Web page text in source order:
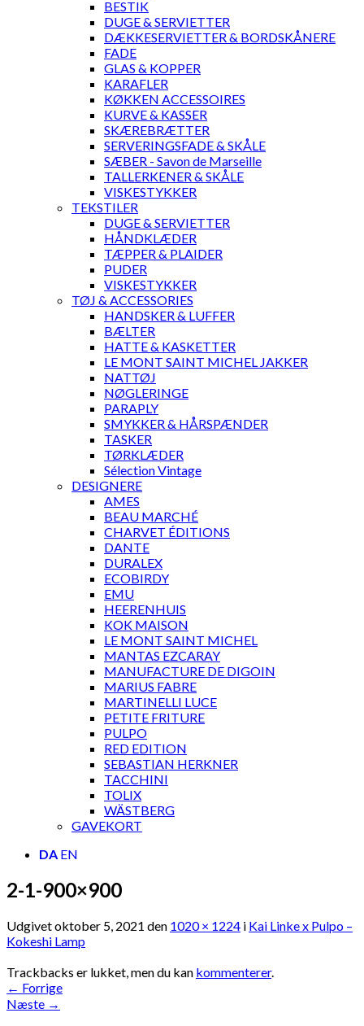
BESTIK
DUGE & SERVIETTER
DÆKKESERVIETTER & BORDSKÅNERE
FADE
GLAS & KOPPER
KARAFLER
KØKKEN ACCESSOIRES
KURVE & KASSER
SKÆREBRÆTTER
SERVERINGSFADE & SKÅLE
SÆBER - Savon de Marseille
TALLERKENER & SKÅLE
VISKESTYKKER
TEKSTILER
DUGE & SERVIETTER
HÅNDKLÆDER
TÆPPER & PLAIDER
PUDER
VISKESTYKKER
TØJ & ACCESSORIES
HANDSKER & LUFFER
BÆLTER
HATTE & KASKETTER
LE MONT SAINT MICHEL JAKKER
NATTØJ
NØGLERINGE
PARAPLY
SMYKKER & HÅRSPÆNDER
TASKER
TØRKLÆDER
Sélection Vintage
DESIGNERE
AMES
BEAU MARCHÉ
CHARVET ÉDITIONS
DANTE
DURALEX
ECOBIRDY
EMU
HEERENHUIS
KOK MAISON
LE MONT SAINT MICHEL
MANTAS EZCARAY
MANUFACTURE DE DIGOIN
MARIUS FABRE
MARTINELLI LUCE
PETITE FRITURE
PULPO
RED EDITION
SEBASTIAN HERKNER
TACCHINI
TOLIX
WÄSTBERG
GAVEKORT
DA EN
2-1-900×900
Udgivetoktober 5, 2021 den 1020 × 1224 i Kai Linke x Pulpo –
Kokeshi Lamp
Trackbacks er lukket, men du kan kommenterer.
← Forrige
Næste →